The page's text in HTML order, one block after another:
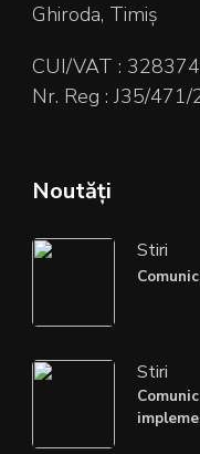
Ghiroda, Timiș
CUI/VAT :
Nr. Reg : J35/
Noutăți
Stiri
Stiri